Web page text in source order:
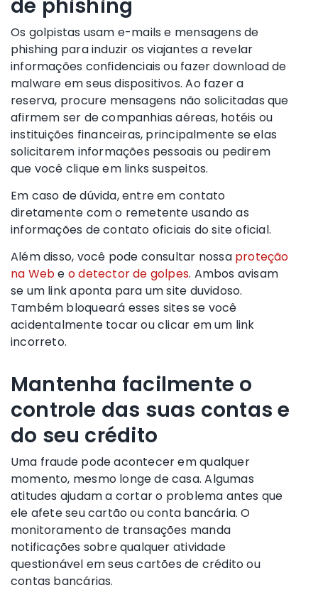
de phishing
Os golpistas usam e-mails e mensagens de
phishing para induzir os viajantes a revelar
informações confidenciais ou fazer download de
malware em seus dispositivos. Ao fazer a
reserva, procure mensagens não solicitadas que
afirmem ser de companhias aéreas, hotéis ou
instituições financeiras, principalmente se elas
solicitarem informações pessoais ou pedirem
que você clique em links suspeitos.
Em caso de dúvida, entre em contato
diretamente com o remetente usando as
informações de contato oficiais do site oficial.
Além disso, você pode consultar nossa proteção
na Webe o detector de golpes. Ambos avisam
se um link aponta para um site duvidoso.
Também bloqueará esses sites se você
acidentalmente tocar ou clicar em um link
incorreto.
Mantenha facilmente o
controle das suas contas e
do seu crédito
Uma fraude pode acontecer em qualquer
momento, mesmo longe de casa. Algumas
atitudes ajudam a cortar o problema antes que
ele afete seu cartão ou conta bancária. O
monitoramento de transações manda
notificações sobre qualquer atividade
questionável em seus cartões de crédito ou
contas bancárias.